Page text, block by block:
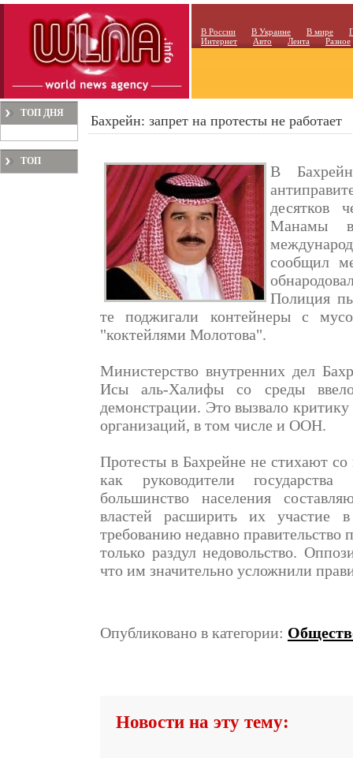
В России В Украине В мире
Интернет
Авто Лента Разное
ТОП ДНЯ
ТОП
Бахрейн: запрет на протесты не работает
В
десятков
Манамы
сообщил
Полиция
те поджигали контейнеры с
"коктейлями Молотова".
Министерство внутренних дел
Исы аль-Халифы со среды
демонстрации. Это вызвало
организаций, в том числе и ООН.
Протесты в Бахрейне не стихают
как руководители
большинство населения
властей расширить их участие
требованию недавно
только раздул недовольство.
что им значительно усложнили
Опубликовано в категории:
Новости на эту тему: